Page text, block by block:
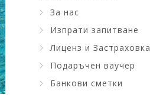
За нас
Изпрати запитване
Лиценз и Застраховка
Подаръчен ваучер
Банкови сметки